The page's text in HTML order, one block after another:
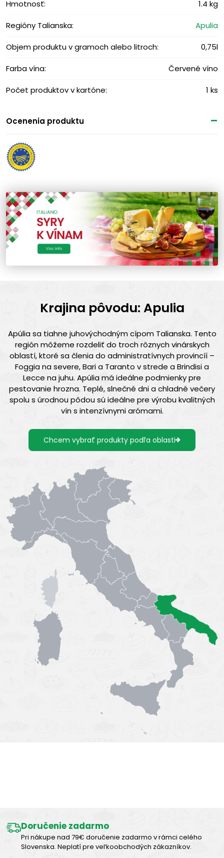
Hmotnosť: 1.4 kg
Regióny Talianska: Apulia
Objem produktu v gramoch alebo litroch: 0,75l
Farba vína: Červené víno
Počet produktov v kartóne: 1 ks
Ocenenia produktu
Krajina pôvodu: Apulia
Apúlia sa tiahne juhovýchodným cípom Talianska. Tento
región môžeme rozdeliť do troch rôznych vinárskych
oblastí, ktoré sa členia do administratívnych provincíí –
Foggia na severe, Bari a Taranto v strede a Brindisi a
Lecce na juhu. Apúlia má ideálne podmienky pre
pestovanie hrozna. Teplé, slnečné dni a chladné večery
spolu s úrodnou pôdou sú ideálne pre výrobu kvalitných
vín s intenzívnymi arómami.
Chcem vybrať produkty podľa oblasti
Doručenie zadarmo
Pri nákupe nad 79€ doručenie zadarmo v rámci celého
Slovenska. Neplatí pre veľkoobchodých zákazníkov.